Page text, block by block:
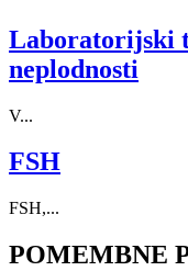
Laboratorijski
neplodnosti
V...
FSH
FSH,...
POMEMBNE